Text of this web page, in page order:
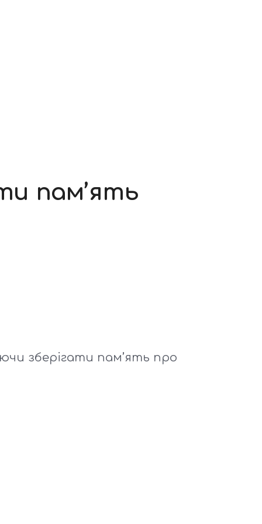
пам’ять
зберігати пам’ять про